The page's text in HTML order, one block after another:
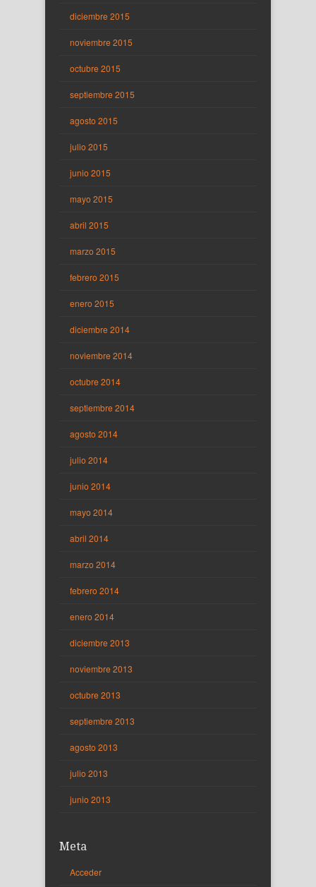
diciembre 2015
noviembre 2015
octubre 2015
septiembre 2015
agosto 2015
julio 2015
junio 2015
mayo 2015
abril 2015
marzo 2015
febrero 2015
enero 2015
diciembre 2014
noviembre 2014
octubre 2014
septiembre 2014
agosto 2014
julio 2014
junio 2014
mayo 2014
abril 2014
marzo 2014
febrero 2014
enero 2014
diciembre 2013
noviembre 2013
octubre 2013
septiembre 2013
agosto 2013
julio 2013
junio 2013
Meta
Acceder